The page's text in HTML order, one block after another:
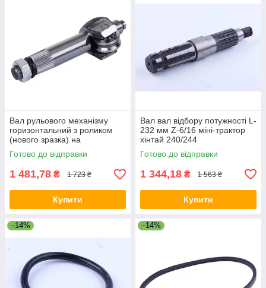
Вал рульового механізму
горизонтальний з роликом
(нового зразка) на
мінітрактор мінітрактор хінтай
Готово до відправки
1 481,78 ₴ 1 723 ₴
Купити
Вал вал відбору потужності L-
232 мм Z-6/16 міні-трактор
хінтай 240/244
Готово до відправки
1 344,18 ₴ 1 563 ₴
Купити
–14% –14%